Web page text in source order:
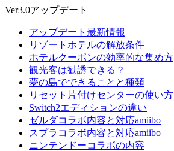
Ver3.0アップデート
アップデート最新情報
リゾートホテルの解放条件
ホテルクーポンの効率的な集め方
観光客は勧誘できる？
夢の島でできることと種類
リセット片付けセンターの使い方
Switch2エディションの違い
ゼルダコラボ内容と対応amiibo
スプラコラボ内容と対応amiibo
ニンテンドーコラボの内容